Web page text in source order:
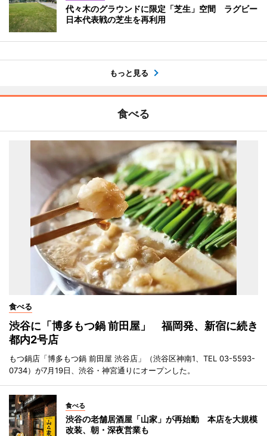
代々木のグラウンドに限定「芝生」空間 ラグビー
日本代表戦の芝生を再利用
もっと見る
食べる
食べる
渋谷に「博多もつ鍋 前田屋」 福岡発、新宿に続き
都内2号店
もつ鍋店「博多もつ鍋 前田屋 渋谷店」（渋谷区神南1、TEL 03-5593-
0734）が7月19日、渋谷・神宮通りにオープンした。
食べる
渋谷の老舗居酒屋「山家」が再始動 本店を大規模
改装、朝・深夜営業も